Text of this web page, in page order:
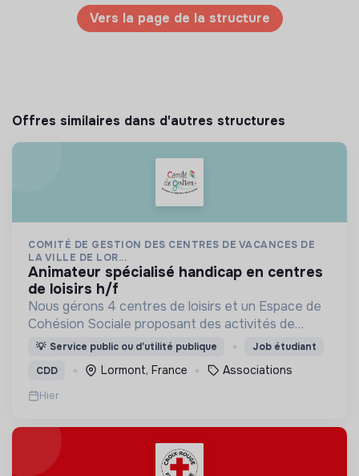
Vers la page de la structure
Offres similaires dans d'autres structures
COMITÉ DE GESTION DES CENTRES DE VACANCES DE
LA VILLE DE LOR...
animateur spécialisé handicap en centres
de loisirs h/f
Nous gérons 4 centres de loisirs et un Espace de
Cohésion Sociale proposant des activités de
Français Langue Étrangère (FLE),
d’accès aux droits.
💡 Service public ou d’utilité publique
Job étudiant
CDD
Lormont, France Associations
Hier